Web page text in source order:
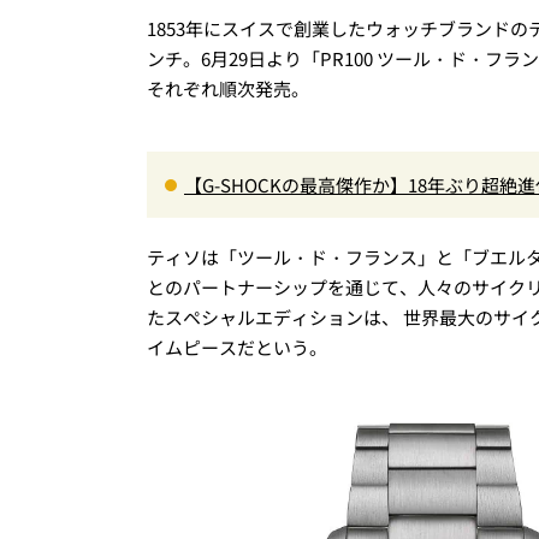
1853年にスイスで創業したウォッチブランド
ンチ。6月29日より「PR100 ツール・ド・フラ
それぞれ順次発売。
【G-SHOCKの最高傑作か】18年ぶり超絶
ティソは「ツール・ド・フランス」と「ブエ
とのパートナーシップを通じて、人々のサイ
たスペシャルエディションは、 世界最大のサ
イムピースだという。